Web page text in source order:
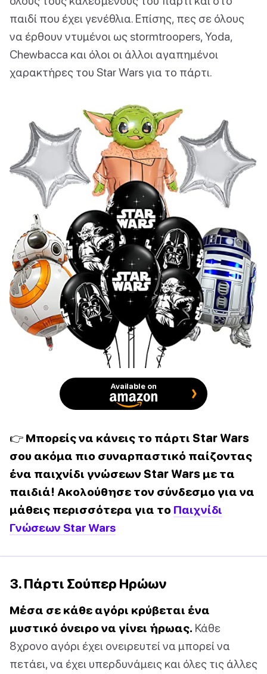
παιδί που έχει γενέθλια. Επίσης, πες σε όλους
να έρθουν ντυμένοι ως stormtroopers, Yoda,
Chewbacca και όλοι οι άλλοι αγαπημένοι
χαρακτήρες του Star Wars για το πάρτι.
Available on
👉 Μπορείς να κάνεις το πάρτι Star Wars
σου ακόμα πιο συναρπαστικό παίζοντας
ένα παιχνίδι γνώσεων Star Wars με τα
παιδιά! Ακολούθησε τον σύνδεσμο για να
μάθεις περισσότερα για το Παιχνίδι
Γνώσεων Star Wars
3. Πάρτι Σούπερ Ηρώων
Μέσα σε κάθε αγόρι κρύβεται ένα
μυστικό όνειρο να γίνει ήρωας. Κάθε
8χρονο αγόρι έχει ονειρευτεί να μπορεί να
πετάει, να έχει υπερδυνάμεις και όλες τις άλλες